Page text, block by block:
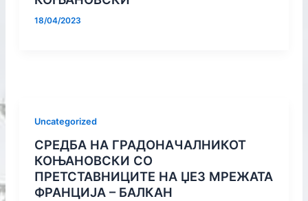
18/04/2023
Uncategorized
СРЕДБА НА ГРАДОНАЧАЛНИКОТ
КОЊАНОВСКИ СО
ПРЕТСТАВНИЦИТЕ НА ЏЕЗ МРЕЖАТА
ФРАНЦИЈА – БАЛКАН